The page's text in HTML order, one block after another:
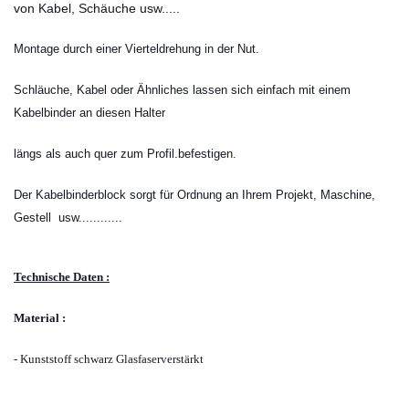
von Kabel, Schäuche usw.....
Montage durch einer Vierteldrehung in der Nut.
Schläuche, Kabel oder Ähnliches lassen sich einfach mit einem
Kabelbinder an diesen Halter
längs als auch quer zum Profil.befestigen.
Der Kabelbinderblock sorgt für Ordnung an Ihrem Projekt, Maschine,
Gestell usw............
Technische Daten :
Material :
- Kunststoff schwarz Glasfaserverstärkt